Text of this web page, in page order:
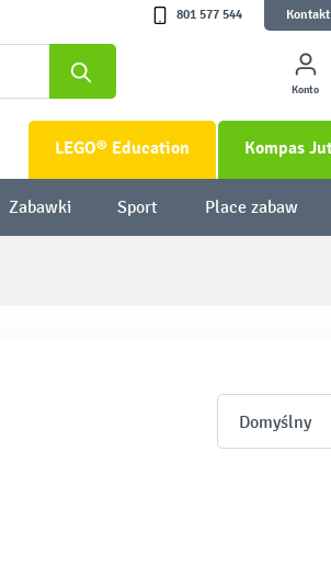
801 577 544 Kontakt
Konto
LEGO® Education Kompas
Zabawki Sport Place zabaw